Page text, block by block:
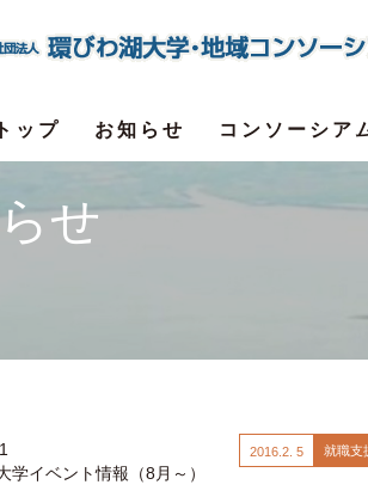
トップ お知らせ コンソーシア
せ
2016. 2. 5 就職支
学イベント情報（8月～）